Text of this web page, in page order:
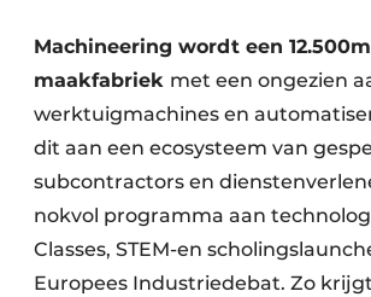
Machineering wordt een
maakfabriek met een ongezien
werktuigmachines en
dit aan een ecosysteem van
subcontractors en
nokvol programma aan
Classes, STEM-en
Europees Industriedebat. Zo